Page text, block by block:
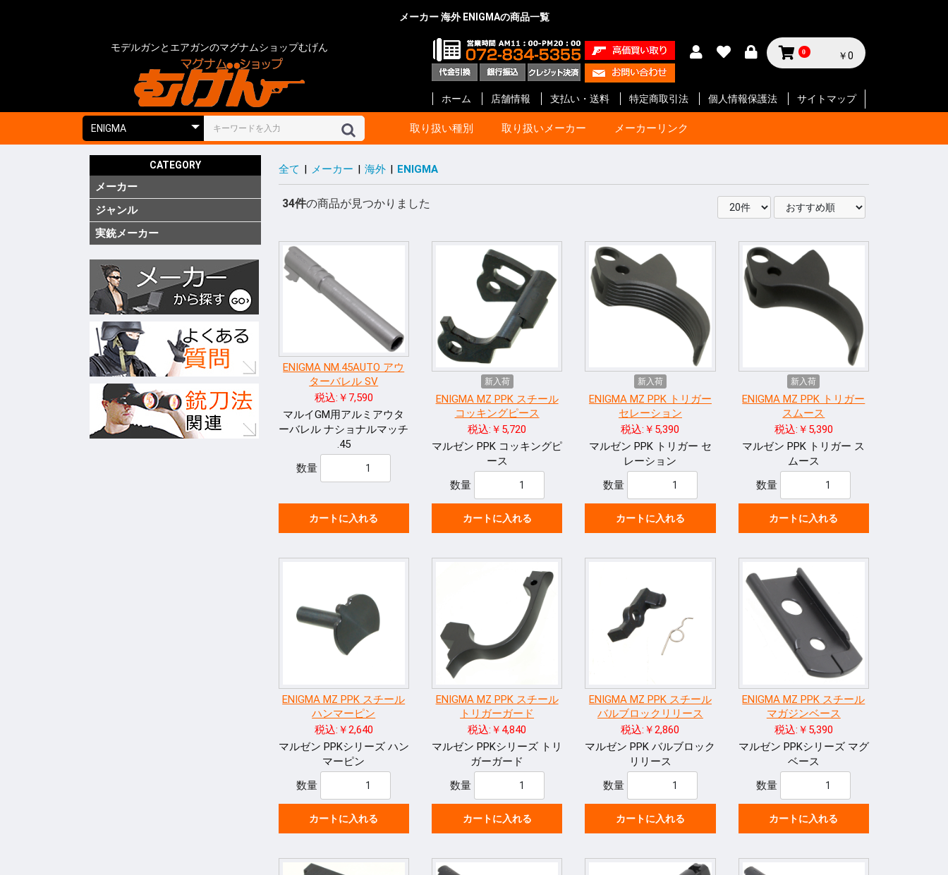
メーカー 海外 ENIGMAの商品一覧
モデルガンとエアガンのマグナムショップむげん 0 ￥0
ホーム 店舗情報 支払い・送料 特定商取引法 個人情報保護法 サイトマップ
取り扱い種別 取り扱いメーカー メーカーリンク
CATEGORY
メーカー 国内 東京マルイ GBB ハンドガン
GBB ライフル
電動ガン 次世代
電動ガン ハイサイクル
電動ガン
電動ガン バッテリー等
電動ガン マガジン
電動ガン アクセサリー
エアーライフル
ショットガン
ガスガン
ガスガン マガジン
ガスガン アクセサリー
エアーガン アクセサリ
エアーガン マガジン
サイト関連
汎用品
10歳以上用
消耗品 他
KSC ガスブローバック
ガス ライフル・SMG
CO2ブローバック
モデルガン
電動ガン
ガス マガジン
モデルガン カート等
アクセサリー
電動 マガジン等
消耗品 他
マルシン ガス ブローバック
ガス リボルバー
ガス ライフル・SMG
8mm ハンドガン
モデルガン オート
モデルガン リボルバー
モデルガン 長物
キット モデルガン
モデルガン 金属
ガス マガジン
モデルガン カート等
アクセサリー
グリップ
ガスガン 他
消耗品 他
タナカ ガス リボルバー
ガス ブローバック
エアー ライフル
ガス ライフル
モデルガン リボルバー
モデルガン オート
モデルガン 金属
モデルガン ライフル
ガス マガジン
グリップ
アクセサリー
モデルガン カート等
マルゼン エアー ハンドガン
ガス ブローバック
エアー ライフル
ガス ライフル・SMG
マガジン
アクセサリー
消耗品
ハートフォード モデルガン リボルバ
モデルガン オート
モデルガン キット
ガスガン
アクセサリー
カートリッジ等
グリップ
クラフト アップル モデルガン リボルバー
モデルガン オート
モデルガン ライフル
モデルガン カート等
グリップ
グレネード
その他
KTW エアーガン
電動ガン
アクセサリー
タニオ・コバ モデルガン オート
モデルガン ライフル
モデルガン カート等
カスタムパーツ エアガ
その他
BATON Airsoft
BWC モデルガン オート
モデルガン カート等
モデルガン キット
カスタムパーツ
ガスガン
グリップ
ショウエイ
エラン モデルガン
モデルガンパーツ
A!CTION(アクション) モデルガン リボルバー
モデルガン オートマチ
アクセサリー
KM企画 インナーバレル
サイレンサー
キャロムショット 塗装・仕上げ
モデルガン用
グリップ リボルバ用
グリップ オート用
ガスガン 外装パーツ
ガスガン 内部パーツ
メンテナンス
パンドラ アームズ
R.C.C.
ガンショップ インディ 塗装
メンテナンス
ガンスミス シークレッ
ト
スプレー塗料
ブルーイング剤
メンテナンス
メディコム
ファインケミカル
オプション No.1
G-Force
Carbon8 CO2 ブローバックガン
スペアマガジン パー
HoneyBee
エス・ツー・エス その他
BB弾
照準器
ホルスター
ケース類
U-18
エアガン
ガスガン
ET-1
プロテック
イースト.A オート用
リボルバー用
革製 ショルダー
革製 ヒップ
ナイロン製 ショルダー
ナイロン製 ヒップ
ウエスタン
レッグ バックサイド
ポーチ
ケース類
ライラクス
モッジ
ノーベルアームズ 照準器
マウント 他
マックジャパン モデルガン用品
ホルスター
M W グレネード
フリーダムアート
ライト ダミーカート
CーTec 発火カートリッジ
空撃ちダミーカートリ
ダミーブレット
モデルガン カスタムパ
ファイアフライ
ガスガン用カスタムパ
電動ガン用カスタムパ
パッキン類
TOP 電動ガン
アクセサリー
宮川ゴム
レザーアート ケイン
ZEKE
GAW
ガンスミス忍者
国内メーカー その他
海外 DETONATOR スライド
サイト
アウターバレル
その他
GUARDER GLOCK Gen.5
GLOCK Gen.4
GLOCK Gen.3
H&K
V10 / DETONICS
1911 ・ MEU等
Hi-CAPA
M&P
DESERT EAGLE
P226
M92F
金属外装パーツ
内部カスタムパーツ
その他
Guns Modify マグロ用パーツ
カスタムパーツ
アクセサリー
COW COW GLOCK
ROBIN HOOD リボルバー用パーツ
オート用パーツ
Anvil マルイ用
WA用
その他
Vector Optics
Bomber Airsoft
WE-Tech ガス ハンドガン
ガス ライフル
マガジン 他
ENIGMA
NOVA アウターバレル
金属外装パーツ
金属外装キット
Prime カスタムパーツ
金属外装パーツ
金属外装キット
RA-Tech
KJ Works ガス ハンドガン
マガジン 他
ガス ライフル
BOLT ガスブローバック
G&G
VFC
UMaREX
AIP
Ready Fighter 金属外装
NeBula アウターバレル
外装パーツ
内部カスタムパーツ
Airsoft Surgeon
T8 Airsoft
Shooter’s Desion
SILVERBACK Airsoft
W I I Tech
Ace-1 Arms
ACETECH
AABB
C&C tac
SAPH
ANGRY GUN
AMOMAX / CYTAC
FMA
海外メーカー その他
実銃用品 コルト
ベレッタ
スミス&ウエッソン
グロック
HOGUE オート用
リボルバ用
ライフル用
木製
G-10 素材製
その他アクセサリー
PACHMAYR オート用
汎用
リボルバ用
木製
G-10 素材製
ALTAMONT オート用
リボルバ用
G-10 素材製
VZ Grips
LINVILLE
LOK Grips
CERUS GEAR
MAGPUL
Birchwood
HKS
実銃用品メーカー その
他
ジャンル ガス ブローバック マシンピストル
ガス SMG ライフル
ガス リボルバ
ガス 他
電動 次世代
電動 ハイサイクル
電動ガン
電動 SMG
電動 ハンドガン
エアーコッキング
エアーライフル SMG
CO2 ガスガン
モデルガン リボルバ
モデルガン オート
モデルガン 長物
金属モデルガン
キットモデルガン
競技用銃(販売登録品)
ショットガン
海外製 電動ガン
海外製 GBB ライフル
海外製 GBB ハンドガン
キットエアガン
グレネードランチャ
グレネード弾
ガスガンアクセサリー
エアガンアクセサリー
電動ガンアクセサリー
モデルガンアクセサリ
汎用アクセサリー(純正)
ガスガンスペアマガジ
エアガンスペアマガジ
電動ガンスペアマガジ
モデルガンスペアマガ
グリップ オートマチック用
リボルバー用
グリップ(実銃用) その他
Altamont
HOGUE
Pachmayr
BERETTA
外装カスタムパーツ マルイ 1911
マルイ GLOCK
アウターバレル
内部カスタムパーツ マルイ 1911
マルイ GLOCK用
ゴムパッキン類
ガスガン用
電動ガン用
エアーガン用
ディテールアップパー
バッテリー・充電器
電動ガン用 カスタムパ
ダミーカート
モデルガン カスタムパ
照準器 ドットサイト
スコープ
照準器周辺
サイレンサー
ライト・レーザー
トレーサー
ホルスター(革)
ホルスター(樹脂)
ホルスター(ナイロン) オートマチック
リボルバー
その他
ポーチ類
ケース類
メンテナンス
消耗品 ガス BB弾
工具
塗装・仕上げ
汎用アクセサリー
シューティング用品
ガンスタンド
プロテクション
18才未満用
18才未満用品
カスタムガン ガスブローバック
モデルガン
その他
特価品 アクセサリー
モデルガン
エアーソフトガン
処分品
実銃メーカー
全て | メーカー | 海外 | ENIGMA
34件の商品が見つかりました
ENIGMA NM.45AUTO アウ
ターバレル SV
税込:￥7,590
マルイGM用アルミアウタ
ーバレル ナショナルマッチ
.45
数量
カートに入れる
新入荷
ENIGMA MZ PPK スチール
コッキングピース
税込:￥5,720
マルゼン PPK コッキングピ
ース
数量
カートに入れる
新入荷
ENIGMA MZ PPK トリガー
セレーション
税込:￥5,390
マルゼン PPK トリガー セ
レーション
数量
カートに入れる
新入荷
ENIGMA MZ PPK トリガー
スムース
税込:￥5,390
マルゼン PPK トリガー ス
ムース
数量
カートに入れる
ENIGMA MZ PPK スチール
ハンマーピン
税込:￥2,640
マルゼン PPKシリーズ ハン
マーピン
数量
カートに入れる
ENIGMA MZ PPK スチール
トリガーガード
税込:￥4,840
マルゼン PPKシリーズ トリ
ガーガード
数量
カートに入れる
ENIGMA MZ PPK スチール
バルブロックリリース
税込:￥2,860
マルゼン PPK バルブロック
リリース
数量
カートに入れる
ENIGMA MZ PPK スチール
マガジンベース
税込:￥5,390
マルゼン PPKシリーズ マグ
ベース
数量
カートに入れる